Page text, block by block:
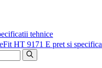
tehnice
HT 9171 E pret si